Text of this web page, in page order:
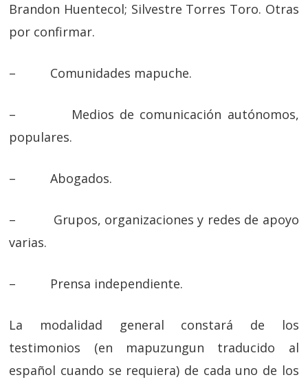
Brandon Huentecol; Silvestre Torres Toro. Otras
por confirmar.
– Comunidades mapuche.
– Medios de comunicación autónomos,
populares.
– Abogados.
– Grupos, organizaciones y redes de apoyo
varias.
– Prensa independiente.
La modalidad general constará de los
testimonios (en mapuzungun traducido al
español cuando se requiera) de cada uno de los